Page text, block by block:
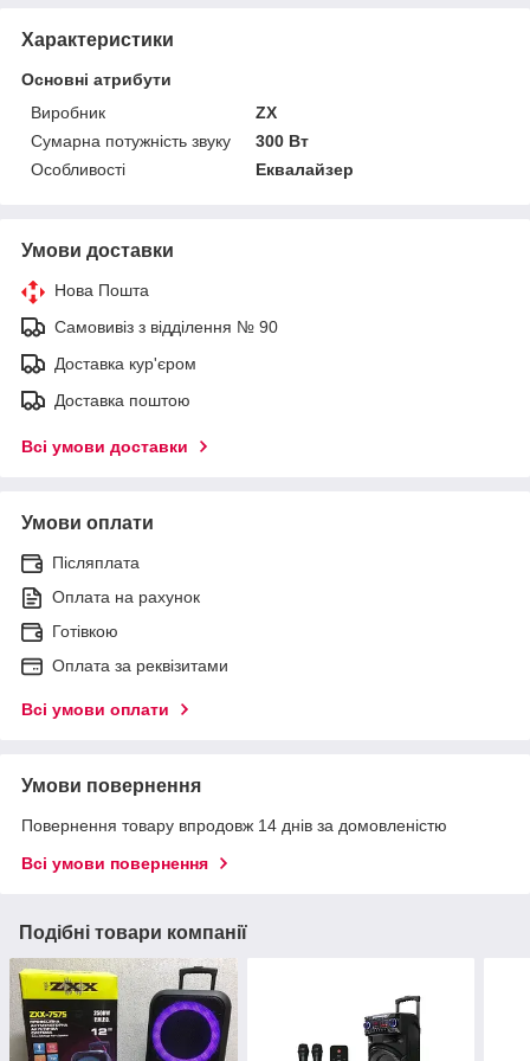
Характеристики
Основні атрибути
Виробник
ZX
Сумарна потужність звуку
300 Вт
Особливості
Еквалайзер
Умови доставки
Нова Пошта
Самовивіз з відділення № 90
Доставка кур'єром
Доставка поштою
Всі умови доставки
Умови оплати
Післяплата
Оплата на рахунок
Готівкою
Оплата за реквізитами
Всі умови оплати
Умови повернення
Повернення товару впродовж 14 днів за домовленістю
Всі умови повернення
Подібні товари компанії